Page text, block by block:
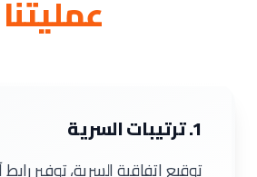
عمليتنا
1. ترتيبات السرية
توقيع اتفاقية السرية، توفير